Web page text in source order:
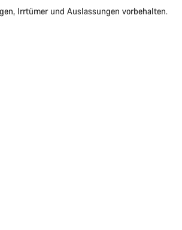
Irrtümer und Auslassungen vorbehalten.